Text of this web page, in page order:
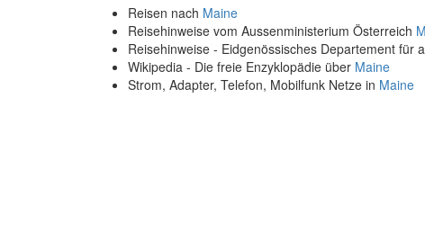
Reisen nach Maine
Reisehinweise vom Aussenministerium Österreich
Reisehinweise - Eidgenössisches Departement für
Wikipedia - Die freie Enzyklopädie über Maine
Strom, Adapter, Telefon, Mobilfunk Netze in Maine